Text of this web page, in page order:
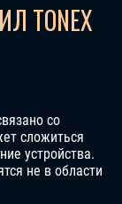
TONEX
со
сложиться
устройства.
не в области